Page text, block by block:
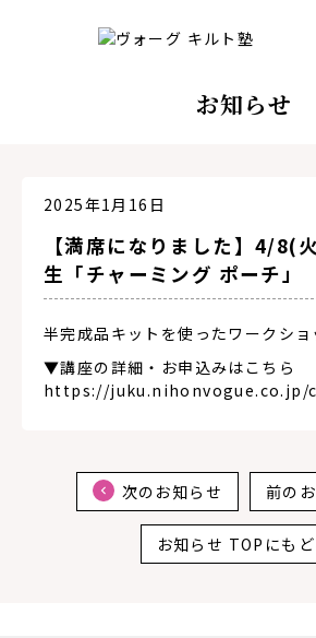
お知らせ
2025年1月16日
【満席になりました】4/8(
生「チャーミング ポーチ」
半完成品キットを使ったワークショ
▼講座の詳細・お申込みはこちら
https://juku.nihonvogue.co.jp/
次のお知らせ 前の
お知らせ TOPにもど